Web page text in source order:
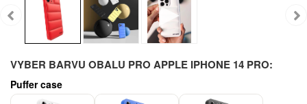
VYBER BARVU OBALU PRO APPLE IPHONE 14 PRO:
Puffer case
-25% -25% -25%